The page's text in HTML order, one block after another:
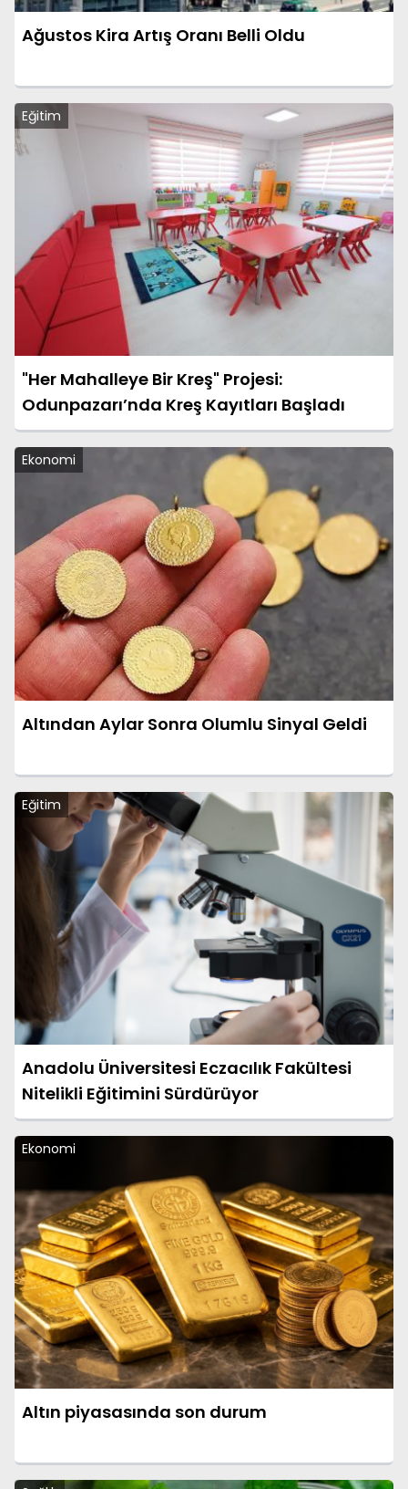
Ağustos Kira Artış Oranı Belli Oldu
Eğitim
"Her Mahalleye Bir Kreş" Projesi:
Odunpazarı’nda Kreş Kayıtları Başladı
Ekonomi
Altından Aylar Sonra Olumlu Sinyal Geldi
Eğitim
Anadolu Üniversitesi Eczacılık Fakültesi
Nitelikli Eğitimini Sürdürüyor
Ekonomi
Altın piyasasında son durum